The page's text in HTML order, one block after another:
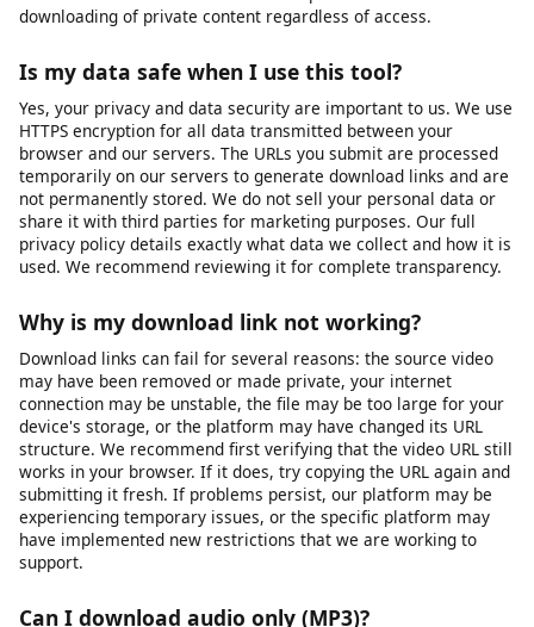
protected video?
Our tool can only access videos that are publicly accessible or
videos to which you already have access (such as your own
unlisted videos). We cannot bypass privacy settings, password
protection, or paywalls. If a video requires you to be logged
into the platform to view it, you will need to ensure you are
logged in on that platform first, then copy the URL and paste it
into our downloader. Note that some platforms restrict
downloading of private content regardless of access.
Is my data safe when I use this tool?
Yes, your privacy and data security are important to us. We use
HTTPS encryption for all data transmitted between your
browser and our servers. The URLs you submit are processed
temporarily on our servers to generate download links and are
not permanently stored. We do not sell your personal data or
share it with third parties for marketing purposes. Our full
privacy policy details exactly what data we collect and how it is
used. We recommend reviewing it for complete transparency.